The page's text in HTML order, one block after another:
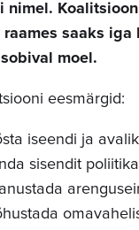
nimel.
raames saaks
moel.
eesmärgid:
iseendi ja
sisendit